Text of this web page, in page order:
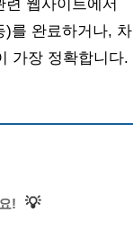
웹사이트에서
)를 완료하거나, 차
가장 정확합니다.
! 💡